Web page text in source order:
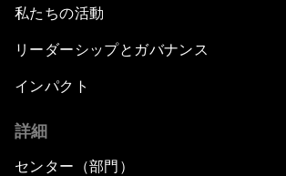
私たちの活動
リーダーシップとガバナンス
インパクト
詳細
センター（部門）